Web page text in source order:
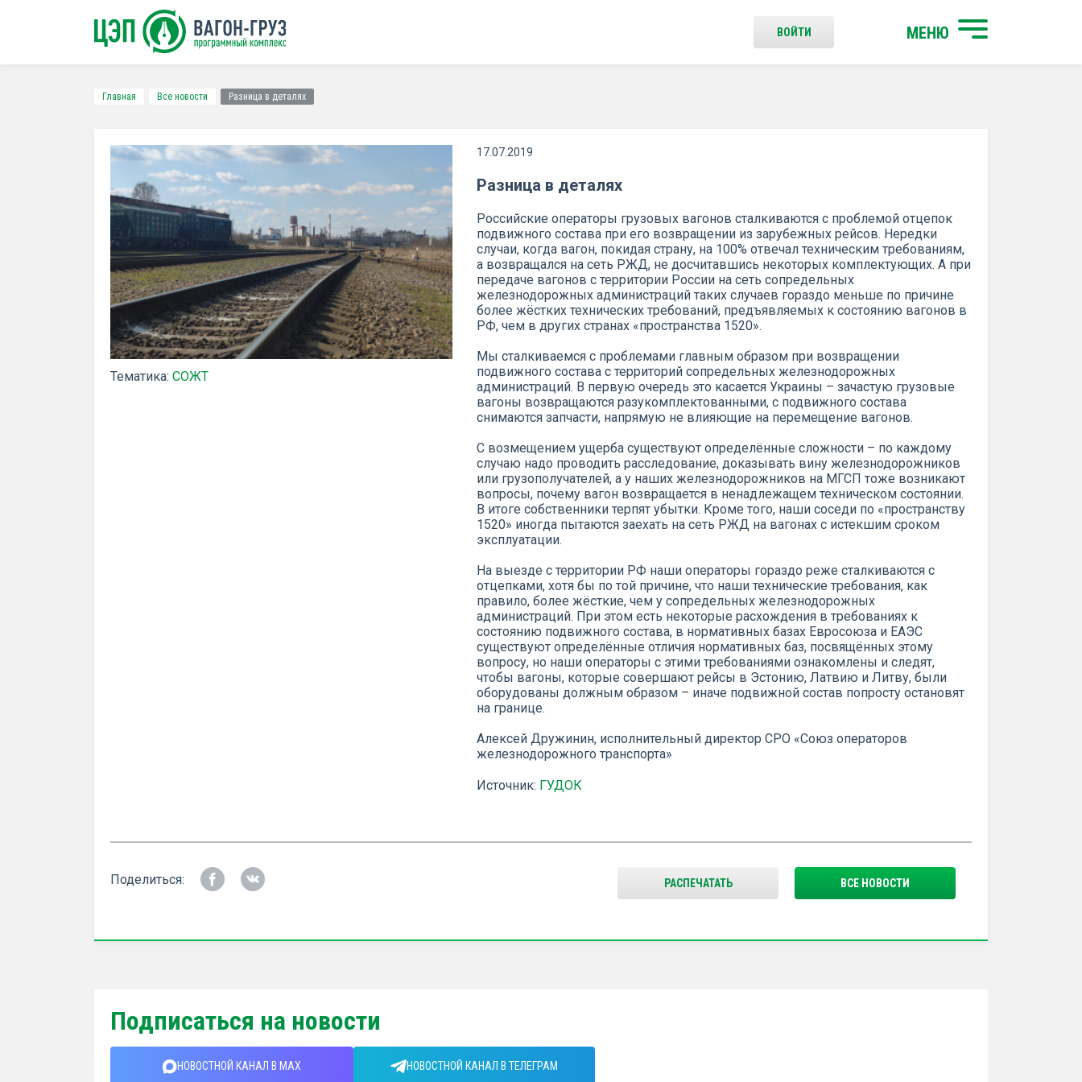
МЕНЮ
ВОЙТИ
Главная Все новости Разница в деталях
Тематика: СОЖТ
17.07.2019
Разница в деталях
Российские операторы грузовых вагонов сталкиваются с проблемой отцепок
подвижного состава при его возвращении из зарубежных рейсов. Нередки
случаи, когда вагон, покидая страну, на 100% отвечал техническим требованиям,
а возвращался на сеть РЖД, не досчитавшись некоторых комплектующих. А при
передаче вагонов с территории России на сеть сопредельных
железнодорожных администраций таких случаев гораздо меньше по причине
более жёстких технических требований, предъявляемых к состоянию вагонов в
РФ, чем в других странах «пространства 1520».
Мы сталкиваемся с проблемами главным образом при возвращении
подвижного состава с территорий сопредельных железнодорожных
администраций. В первую очередь это касается Украины – зачастую грузовые
вагоны возвращаются разукомплектованными, с подвижного состава
снимаются запчасти, напрямую не влияющие на перемещение вагонов.
С возмещением ущерба существуют определённые сложности – по каждому
случаю надо проводить расследование, доказывать вину железнодорожников
или грузополучателей, а у наших железнодорожников на МГСП тоже возникают
вопросы, почему вагон возвращается в ненадлежащем техническом состоянии.
В итоге собственники терпят убытки. Кроме того, наши соседи по «пространству
1520» иногда пытаются заехать на сеть РЖД на вагонах с истекшим сроком
эксплуатации.
На выезде с территории РФ наши операторы гораздо реже сталкиваются с
отцепками, хотя бы по той причине, что наши технические требования, как
правило, более жёсткие, чем у сопредельных железнодорожных
администраций. При этом есть некоторые расхождения в требованиях к
состоянию подвижного состава, в нормативных базах Евросоюза и ЕАЭС
существуют определённые отличия нормативных баз, посвящённых этому
вопросу, но наши операторы с этими требованиями ознакомлены и следят,
чтобы вагоны, которые совершают рейсы в Эстонию, Латвию и Литву, были
оборудованы должным образом – иначе подвижной состав попросту остановят
на границе.
Алексей Дружинин, исполнительный директор СРО «Союз операторов
железнодорожного транспорта»
Источник: ГУДОК
Поделиться: ВСЕ НОВОСТИ
РАСПЕЧАТАТЬ
Подписаться на новости
НОВОСТНОЙ КАНАЛ В MAX НОВОСТНОЙ КАНАЛ В ТЕЛЕГРАМ